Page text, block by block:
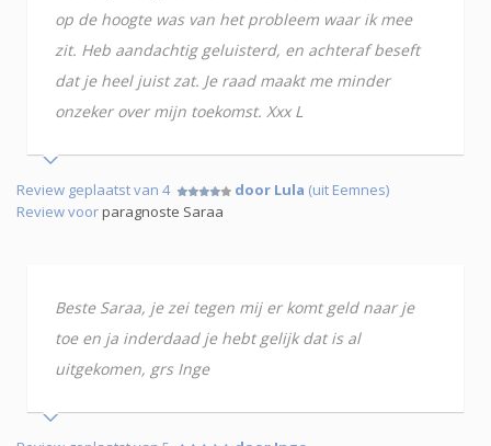
op de hoogte was van het probleem waar ik mee
zit. Heb aandachtig geluisterd, en achteraf beseft
dat je heel juist zat. Je raad maakt me minder
onzeker over mijn toekomst. Xxx L
Review geplaatst van 4 door Lula (uit Eemnes)
Review voorparagnoste Saraa
Beste Saraa, je zei tegen mij er komt geld naar je
toe en ja inderdaad je hebt gelijk dat is al
uitgekomen, grs Inge